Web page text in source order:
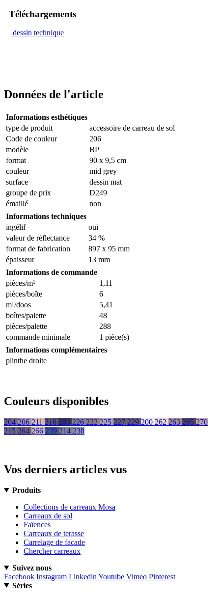
Téléchargements
dessin technique
Données de l'article
Informations esthétiques
type de produit
accessoire de carreau de sol
Code de couleur
206
modèle
BP
format
90 x 9,5 cm
couleur
mid grey
surface
dessin mat
groupe de prix
D249
émaillé
non
Informations techniques
ingélif
oui
valeur de réflectance
34 %
format de fabrication
897 x 95 mm
épaisseur
13 mm
Informations de commande
pièces/m¹
1,11
pièces/boîte
6
m¹/doos
5,41
boîtes/palette
48
pièces/palette
288
commande minimale
1 pièce(s)
Informations complémentaires
plinthe droite
Couleurs disponibles
204 206 211 216 203 226 222 225 227 229 200 262 263 265 270
215 264 266 239 214 238
Vos derniers articles vus
Produits
Collections de carreaux Mosa
Carreaux de sol
Faïences
Carreaux de terasse
Carrelage de facade
Chercher carreaux
Suivez nous
Facebook Instagram Linkedin Youtube Vimeo Pinterest
Séries